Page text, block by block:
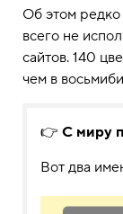
Об этом редко
всего не
сайтов. 140
чем в
👉 С миру
Вот два